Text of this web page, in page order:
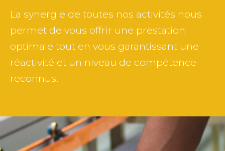
La synergie de toutes nos activités nous
permet de vous offrir une prestation
optimale tout en vous garantissant une
réactivité et un niveau de compétence
reconnus.